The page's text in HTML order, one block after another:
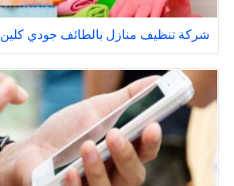
شركة تنظيف منازل بالطائف جودي كلين